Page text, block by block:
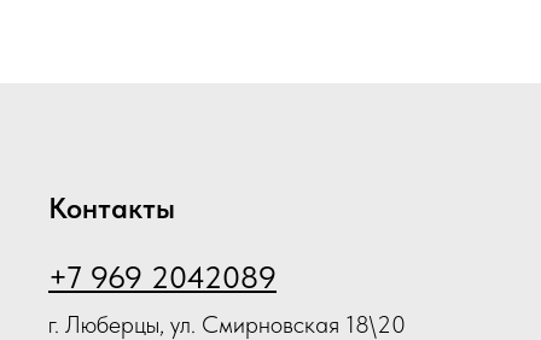
Контакты
+7 969 2042089
г. Люберцы, ул. Смирновская 18\20